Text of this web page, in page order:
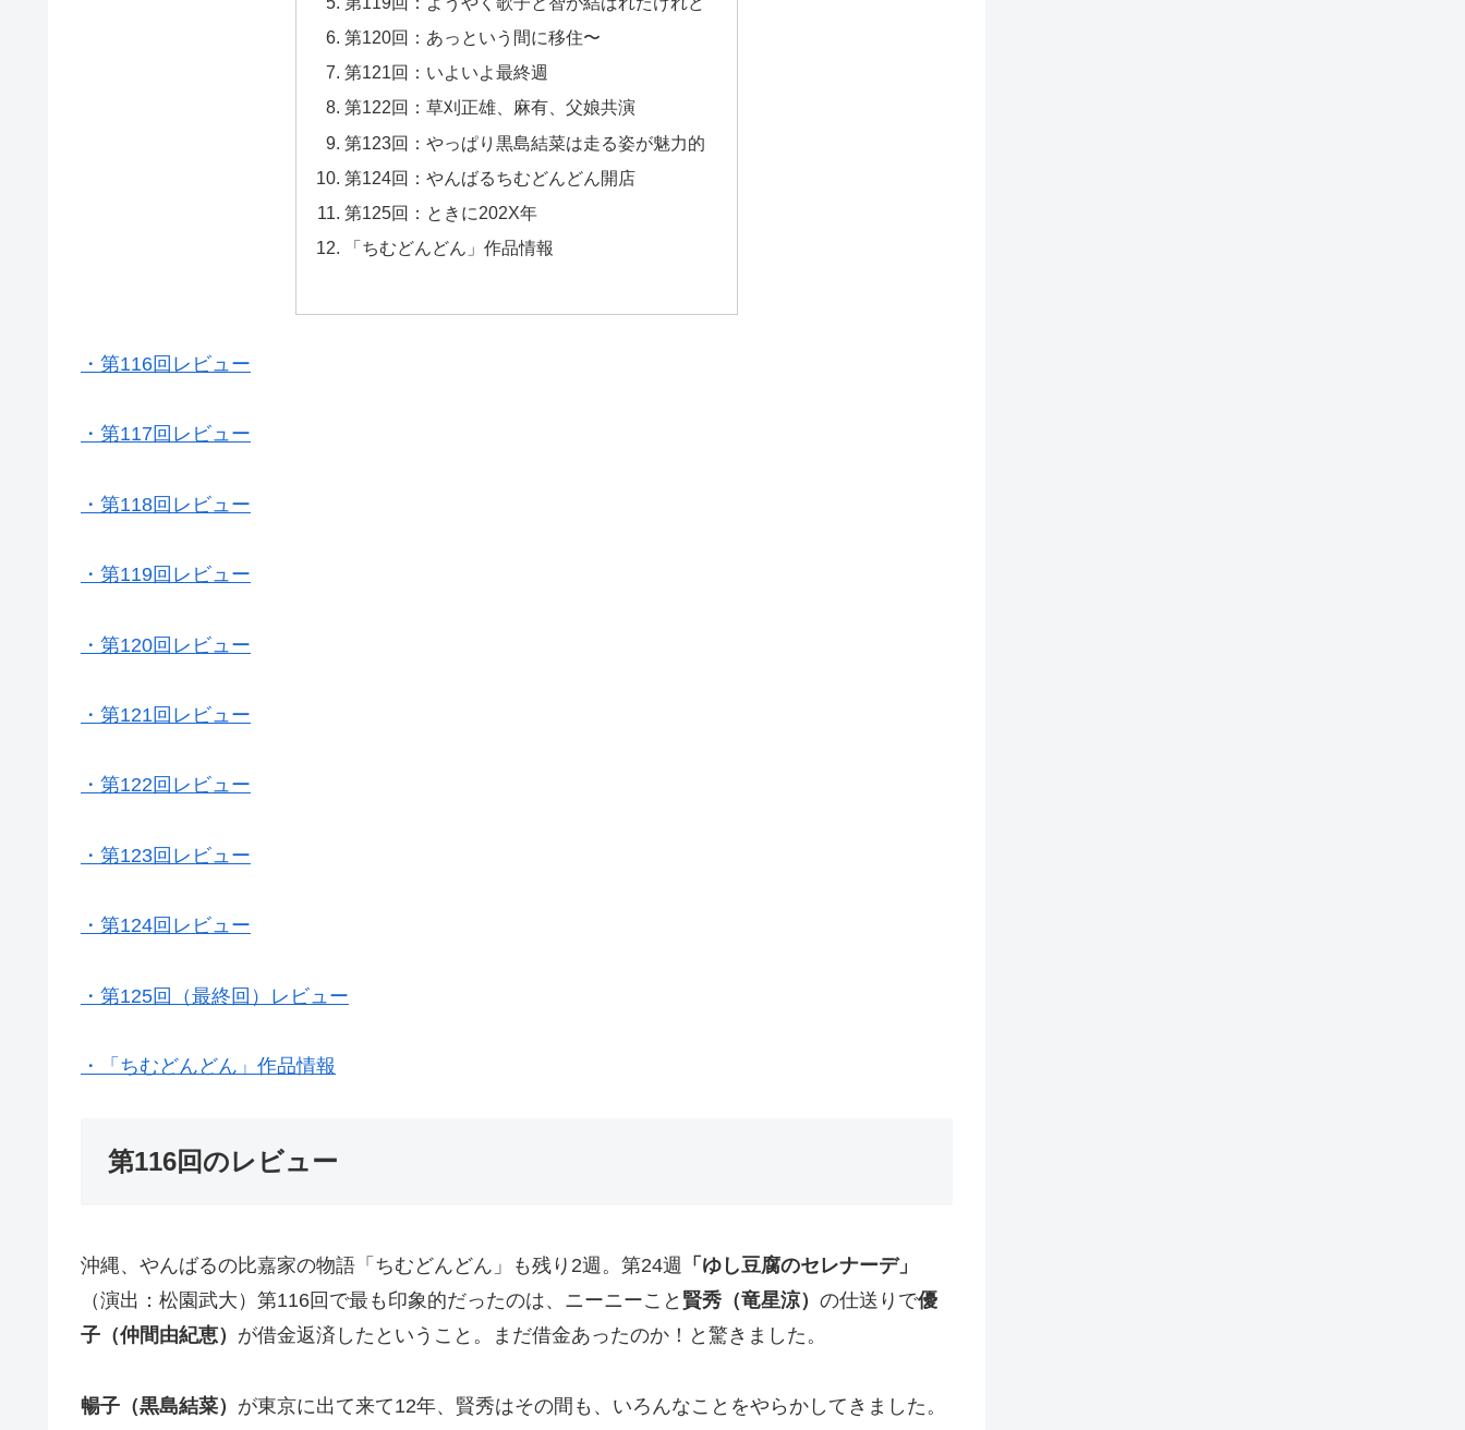
第120回：あっという間に移住〜
第121回：いよいよ最終週
第122回：草刈正雄、麻有、父娘共演
第123回：やっぱり黒島結菜は走る姿が魅力的
第124回：やんばるちむどんどん開店
第125回：ときに202X年
「ちむどんどん」作品情報
・第116回レビュー
・第117回レビュー
・第118回レビュー
・第119回レビュー
・第120回レビュー
・第121回レビュー
・第122回レビュー
・第123回レビュー
・第124回レビュー
・第125回（最終回）レビュー
・「ちむどんどん」作品情報
第116回のレビュー
沖縄、やんばるの比嘉家の物語「ちむどんどん」も残り2週。第24週 「ゆし豆腐のセレナーデ」
（演出：松園武大）第116回で最も印象的だったのは、ニーニーこと 賢秀（竜星涼） の仕送りで優
子（仲間由紀恵） が借金返済したということ。まだ借金あったのか！と驚きました。
暢子（黒島結菜） が東京に出て来て12年、賢秀はその間も、いろんなことをやらかしてきました。